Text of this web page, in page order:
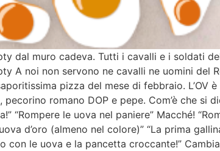
dal muro cadeva. Tutti i cavalli e i soldati
A noi non servono ne cavalli ne uomini del
pizza del mese di febbraio. L’OV è
romano DOP e pepe. Com’è che si
“Rompere le uova nel paniere” Macché!
d’oro (almeno nel colore)” “La prima
con le uova e la pancetta croccante!”